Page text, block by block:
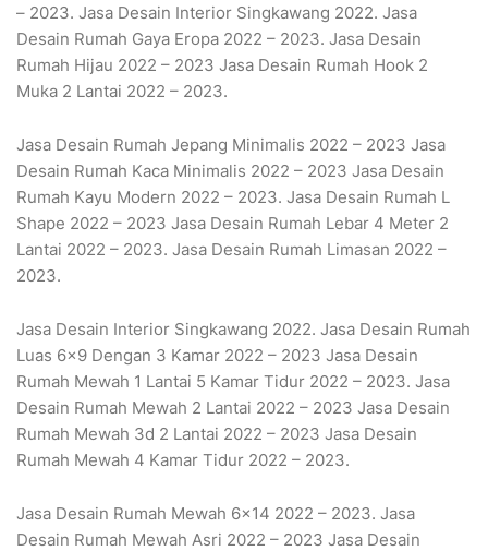
– 2023. Jasa Desain Interior Singkawang 2022. Jasa
Desain Rumah Gaya Eropa 2022 – 2023. Jasa Desain
Rumah Hijau 2022 – 2023 Jasa Desain Rumah Hook 2
Muka 2 Lantai 2022 – 2023.
Jasa Desain Rumah Jepang Minimalis 2022 – 2023 Jasa
Desain Rumah Kaca Minimalis 2022 – 2023 Jasa Desain
Rumah Kayu Modern 2022 – 2023. Jasa Desain Rumah L
Shape 2022 – 2023 Jasa Desain Rumah Lebar 4 Meter 2
Lantai 2022 – 2023. Jasa Desain Rumah Limasan 2022 –
2023.
Jasa Desain Interior Singkawang 2022. Jasa Desain Rumah
Luas 6×9 Dengan 3 Kamar 2022 – 2023 Jasa Desain
Rumah Mewah 1 Lantai 5 Kamar Tidur 2022 – 2023. Jasa
Desain Rumah Mewah 2 Lantai 2022 – 2023 Jasa Desain
Rumah Mewah 3d 2 Lantai 2022 – 2023 Jasa Desain
Rumah Mewah 4 Kamar Tidur 2022 – 2023.
Jasa Desain Rumah Mewah 6×14 2022 – 2023. Jasa
Desain Rumah Mewah Asri 2022 – 2023 Jasa Desain